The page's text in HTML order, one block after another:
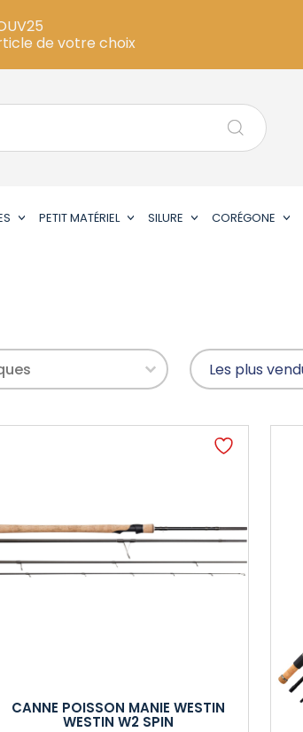
PETIT MATÉRIEL SILURE CORÉGONE
Prix
CANNE POISSON MANIE WESTIN
WESTIN W2 SPIN
de votre choix